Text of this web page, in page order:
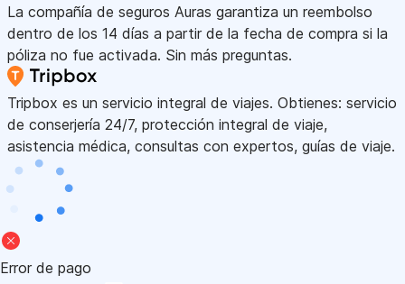
La compañía de seguros Auras garantiza un reembolso
dentro de los 14 días a partir de la fecha de compra si la
póliza no fue activada. Sin más preguntas.
Tripbox es un servicio integral de viajes. Obtienes: servicio
de conserjería 24/7, protección integral de viaje,
asistencia médica, consultas con expertos, guías de viaje.
Error de pago